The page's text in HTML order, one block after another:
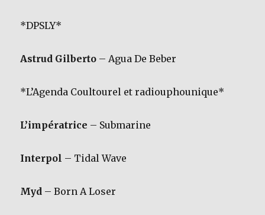
*DPSLY*
Astrud Gilberto – Agua De Beber
*L’Agenda Coultourel et radiouphounique*
L’impératrice – Submarine
Interpol – Tidal Wave
Myd – Born A Loser